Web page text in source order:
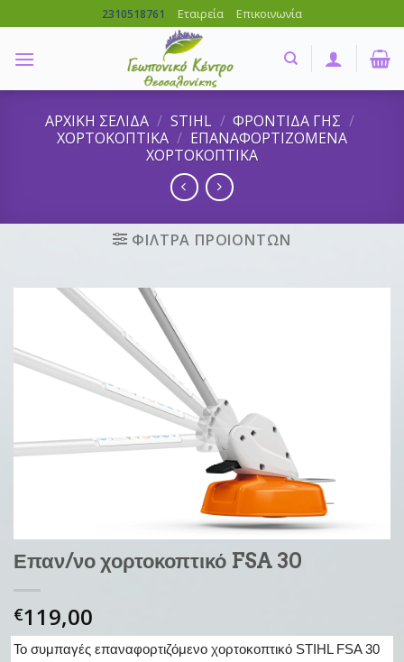
to
content
2310518761 Εταιρεία Επικοινωνία
ΑΡΧΙΚΗ ΣΕΛΙΔΑ / STIHL / ΦΡΟΝΤΙΔΑ ΓΗΣ /
ΧΟΡΤΟΚΟΠΤΙΚΑ / ΕΠΑΝΑΦΟΡΤΙΖΟΜΕΝΑ
ΧΟΡΤΟΚΟΠΤΙΚΑ
ΦΙΛΤΡΑ ΠΡΟΙΟΝΤΩΝ
Επαν/νο χορτοκοπτικό FSA 30
€119,00
Το συμπαγές επαναφορτιζόμενο χορτοκοπτικό STIHL FSA 30